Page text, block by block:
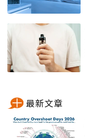
最新文章